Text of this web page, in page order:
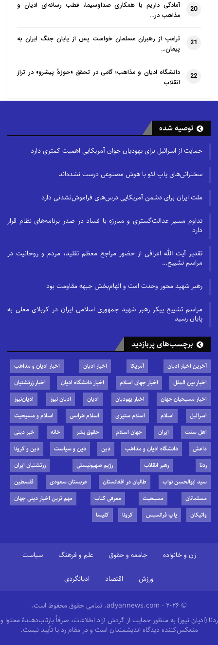
20
آمادگی داریم با همکاری صداوسیما، قطب رسانه‌ای ادیان و
مذاهب در…
21
ترامپ از رهبران مسلمان خواست پس از پایان جنگ ایران به
پیمان…
22
دانشگاه ادیان و مذاهب؛ گامی در تحقق «حوزهٔ پیشرو» در تراز
انقلاب
توصیه شده
حمایت از اسرائیل برای یهودیان جوان آمریکایی اهمیت کمتری دارد
سخنرانی‌های پاپ لئو با هوش مصنوعی درست نشده‌اند
ملت ایران برای دشمن آمریکایی درس‌های فراموش‌نشدنی دارد
تداوم مسیر عدالت‌گستری و مبارزه با فساد در صدر برنامه‌های نظام قرار
دارد
تقدیر آیت الله اعرافی از حضور مراجع معظم تقلید، مردم و روحانیت در
مراسم تشییع…
رهبر شهید محور وحدت امت و الهام‌بخش جبهه مقاومت بود
مراسم تشییع پیکر رهبر شهید جمهوری اسلامی ایران در کربلای معلی به
پایان رسید
برچسب‌های پربازدید
آخرین اخبار ادیان آمریکا اخبار ادیان
اخبار ادیان و مذاهب
اخبار بین الملل
اخبار جهان اسلام اخبار دانشگاه ادیان
اخبار زرتشتیان
اخبار مسیحیان جهان
اخبار یهودیان ادیان ادیان نیوز
ادیان‌نیوز
اسرائیل
اسلام اسلام ستیزی اسلام هراسی
اسلام و مسیحیت
اهل سنت
ایران جهان اسلام حقوق بشر خانه
خبر دینی
داعش
دانشگاه ادیان و مذاهب دین دین و سیاست
دین و کرونا
ردنا
رهبر انقلاب رژیم صهیونیستی
زرتشتیان ایران
سید ابوالحسن نواب
طالبان در افغانستان عربستان سعودی
فلسطین
مسلمانان
مسیحیت معرفی کتاب
مهم ترین اخبار دینی جهان
واتیکان
پاپ فرانسیس کرونا کلیسا
زن و خانواده جامعه و حقوق علم و فرهنگ سیاست
ورزش اقتصاد ادیانگردی
© 2026 - adyannews.com. تمامی حقوق محفوظ است.
ردنا (ادیان نیوز) به منظور حمایت از گردش آزاد اطلاعات، صرفاً بازتاب‌دهندهٔ محتوا و
منعکس‌کننده دیدگاه اندیشمندان است و در مقام رد یا تأیید نیست.